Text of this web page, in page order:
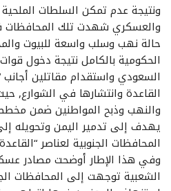
ونتيجة عدم تمكن السلطات
والعسكري شهدت تلك المحافظات
حالة نهب وسلب واسعة للبيوت
الحكومية بالكامل نتيجة دخول قوات
السعودي واستقدام مقاتلين أجانب
القاعدة وانتشارها في الشوارع,
والنهب وذبح المواطنين ضمن
يهدف إلى تدمير اليمن وتحويله
المحافظات الجنوبية لعناصر
وفي هذا الإطار أوضحت مصادر
الشعبية توجهت إلى المحافظات